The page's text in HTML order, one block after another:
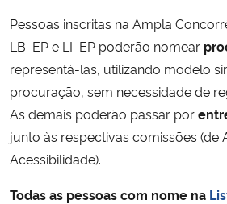
Pessoas inscritas na Ampla
LB_EP e LI_EP poderão nomear
representá-las, utilizando modelo
procuração, sem necessidade de
As demais poderão passar por
junto às respectivas comissões (de
Acessibilidade).
Todas as pessoas com nome na